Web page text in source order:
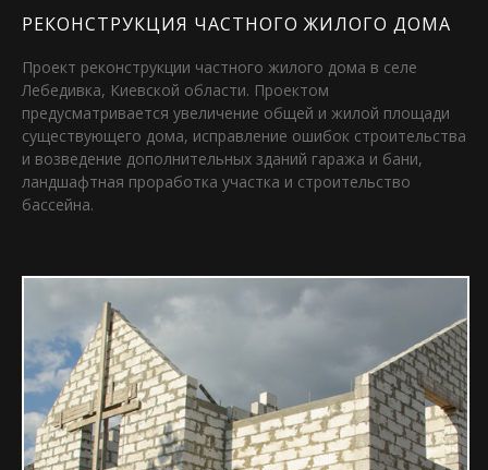
РЕКОНСТРУКЦИЯ ЧАСТНОГО ЖИЛОГО ДОМА
Проект реконструкции частного жилого дома в селе
Лебедивка, Киевской области. Проектом
предусматривается увеличение общей и жилой площади
существующего дома, исправление ошибок строительства
и возведение дополнительных зданий гаража и бани,
ландшафтная проработка участка и строительство
бассейна.